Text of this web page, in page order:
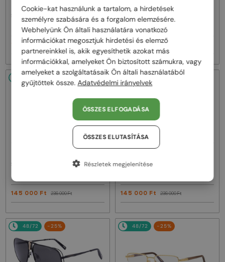
Chopard— Napszemüvegek
SCHG31M - 08FC - 64
135 000 Ft 180 000 Ft
Chopard — Napszemüvegek
SCHG36 WOOD - 8FFP - 55 -
POLARIZÁLT LENCSÉKKEL
135 000 Ft 269 000 Ft
48/72 -39%
SCHG63 - 300P - 62 - POLARIZÁLT
145 000 Ft 236 000 Ft
SCHG63 - 8FEP - 62 - POLARIZÁLT
145 000 Ft 236 000 Ft
48/72 -25% 48/72 -25%
Cookie-kat használunk a tartalom, a hirdetések
személyre szabására és a forgalom elemzésére.
Webhelyünk Ön általi használatára vonatkozó
információkat megosztjuk hirdetési és elemző
partnereinkkel is, akik egyesíthetik azokat más
információkkal, amelyeket Ön biztosított számukra, vagy
amelyeket a szolgáltatásaik Ön általi használatából
gyűjtöttek össze.Adatvédelmi irányelvek
ÖSSZES ELFOGADÁSA
ÖSSZES ELUTASÍTÁSA
Részletek megjelenítése